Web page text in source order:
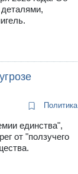
Политика
единства",
от "ползучего